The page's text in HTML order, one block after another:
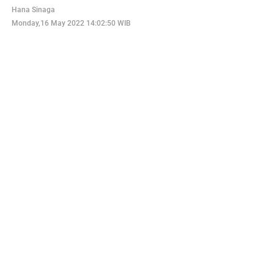
Hana Sinaga
Monday,16 May 2022 14:02:50 WIB